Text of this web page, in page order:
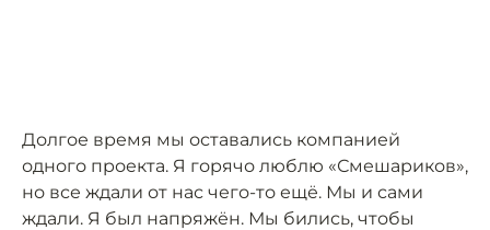
Долгое время мы оставались компанией
одного проекта. Я горячо люблю «Смешариков»,
но все ждали от нас чего-то ещё. Мы и сами
ждали. Я был напряжён. Мы бились, чтобы